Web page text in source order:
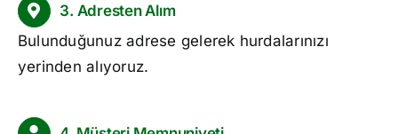
3. Adresten Alım
Bulunduğunuz adrese gelerek hurdalarınızı
yerinden alıyoruz.